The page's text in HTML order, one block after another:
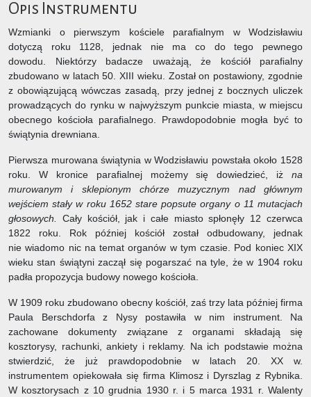
Opis Instrumentu
Wzmianki o pierwszym kościele parafialnym w Wodzisławiu
dotyczą roku 1128, jednak nie ma co do tego pewnego
dowodu. Niektórzy badacze uważają, że kościół parafialny
zbudowano w latach 50. XIII wieku. Został on postawiony, zgodnie
z obowiązującą wówczas zasadą, przy jednej z bocznych uliczek
prowadzących do rynku w najwyższym punkcie miasta, w miejscu
obecnego kościoła parafialnego. Prawdopodobnie mogła być to
świątynia drewniana.
Pierwsza murowana świątynia w Wodzisławiu powstała około 1528
roku. W kronice parafialnej możemy się dowiedzieć, iż na
murowanym i sklepionym chórze muzycznym nad głównym
wejściem stały w roku 1652 stare popsute organy o 11 mutacjach
głosowych. Cały kościół, jak i całe miasto spłonęły 12 czerwca
1822 roku. Rok później kościół został odbudowany, jednak
nie wiadomo nic na temat organów w tym czasie. Pod koniec XIX
wieku stan świątyni zaczął się pogarszać na tyle, że w 1904 roku
padła propozycja budowy nowego kościoła.
W 1909 roku zbudowano obecny kościół, zaś trzy lata później firma
Paula Berschdorfa z Nysy postawiła w nim instrument. Na
zachowane dokumenty związane z organami składają się
kosztorysy, rachunki, ankiety i reklamy. Na ich podstawie można
stwierdzić, że już prawdopodobnie w latach 20. XX w.
instrumentem opiekowała się firma Klimosz i Dyrszlag z Rybnika.
W kosztorysach z 10 grudnia 1930 r. i 5 marca 1931 r. Walenty